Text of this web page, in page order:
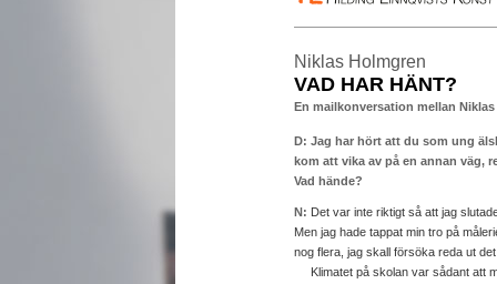
Niklas Holmgren
VAD HAR HÄNT?
En mailkonversation mellan
D: Jag har hört att du som ung
kom att vika av på en annan väg,
Vad hände?
N: Det var inte riktigt så att jag
Men jag hade tappat min tro på
nog flera, jag skall försöka reda ut
Klimatet på skolan var sådant att